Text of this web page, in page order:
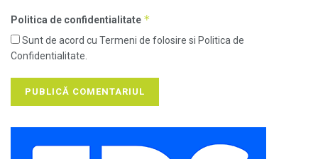
Politica de confidentialitate *
Sunt de acord cu Termeni de folosire si Politica de
Confidentialitate.